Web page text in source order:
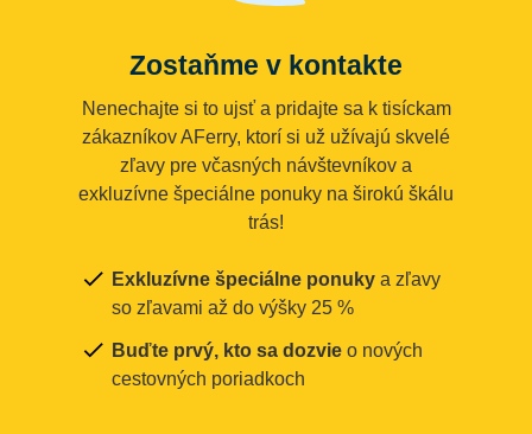
Zostaňme v kontakte
Nenechajte si to ujsť a pridajte sa k tisíckam
zákazníkov AFerry, ktorí si už užívajú skvelé
zľavy pre včasných návštevníkov a
exkluzívne špeciálne ponuky na širokú škálu
trás!
Exkluzívne špeciálne ponuky a zľavy
so zľavami až do výšky 25 %
Buďte prvý, kto sa dozvie o nových
cestovných poriadkoch